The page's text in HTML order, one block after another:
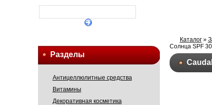
Разделы
Антицеллюлитные средства
Витамины
Декоративная косметика
Каталог»
Солнца SPF 30